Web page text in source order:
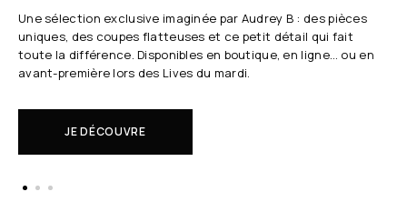
Une sélection exclusive imaginée par Audrey B : des pièces
uniques, des coupes flatteuses et ce petit détail qui fait
toute la différence. Disponibles en boutique, en ligne… ou en
avant-première lors des Lives du mardi.
JE DÉCOUVRE